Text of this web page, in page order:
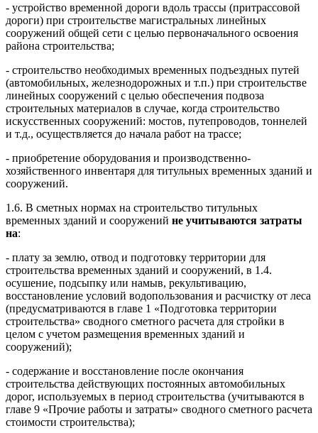
- устройство временной дороги вдоль трассы (притрассовой
дороги) при строительстве магистральных линейных
сооружений общей сети с целью первоначального освоения
района строительства;
- строительство необходимых временных подъездных путей
(автомобильных, железнодорожных и т.п.) при строительстве
линейных сооружений с целью обеспечения подвоза
строительных материалов в случае, когда строительство
искусственных сооружений: мостов, путепроводов, тоннелей
и т.д., осуществляется до начала работ на трассе;
- приобретение оборудования и производственно-
хозяйственного инвентаря для титульных временных зданий и
сооружений.
1.6. В сметных нормах на строительство титульных
временных зданий и сооружений не учитываются затраты
на:
- плату за землю, отвод и подготовку территории для
строительства временных зданий и сооружений, в 1.4.
осушение, подсыпку или намыв, рекультивацию,
восстановление условий водопользования и расчистку от леса
(предусматриваются в главе 1 «Подготовка территории
строительства» сводного сметного расчета для стройки в
целом с учетом размещения временных зданий и
сооружений);
- содержание и восстановление после окончания
строительства действующих постоянных автомобильных
дорог, используемых в период строительства (учитываются в
главе 9 «Прочие работы и затраты» сводного сметного расчета
стоимости строительства);